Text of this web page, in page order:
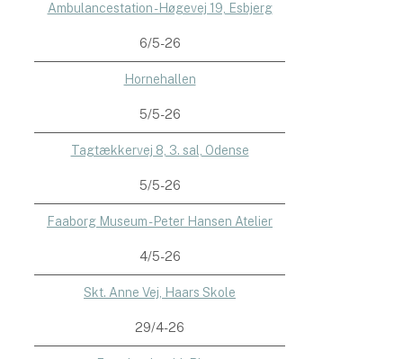
Ambulancestation - Høgevej 19, Esbjerg
6/5-26
Hornehallen
5/5-26
Tagtækkervej 8, 3. sal, Odense
5/5-26
Faaborg Museum - Peter Hansen Atelier
4/5-26
Skt. Anne Vej, Haars Skole
29/4-26